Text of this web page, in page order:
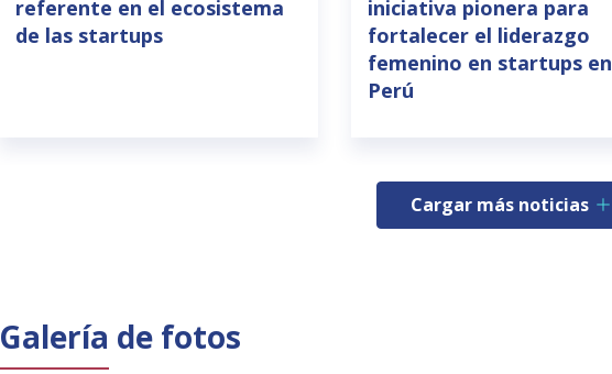
referente en el ecosistema
de las startups
iniciativa pionera para
fortalecer el liderazgo
femenino en startups en
Perú
Cargar más noticias
Galería de fotos